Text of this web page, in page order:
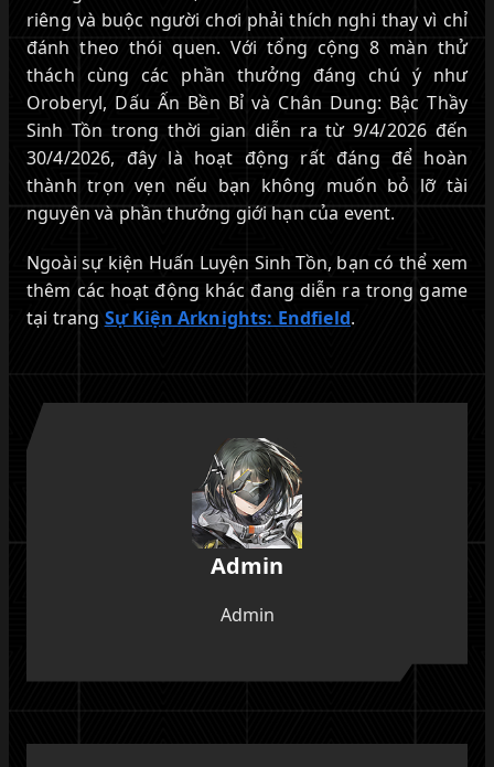
riêng và buộc người chơi phải thích nghi thay vì chỉ
đánh theo thói quen. Với tổng cộng 8 màn thử
thách cùng các phần thưởng đáng chú ý như
Oroberyl, Dấu Ấn Bền Bỉ và Chân Dung: Bậc Thầy
Sinh Tồn trong thời gian diễn ra từ 9/4/2026 đến
30/4/2026, đây là hoạt động rất đáng để hoàn
thành trọn vẹn nếu bạn không muốn bỏ lỡ tài
nguyên và phần thưởng giới hạn của event.
Ngoài sự kiện Huấn Luyện Sinh Tồn, bạn có thể xem
thêm các hoạt động khác đang diễn ra trong game
tại trang Sự Kiện Arknights: Endfield.
Admin
Admin